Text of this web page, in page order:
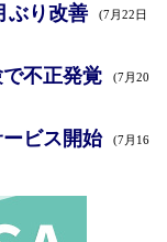
ぶり改善 (7月22日
不正発覚
(7月20
ビス開始
(7月16